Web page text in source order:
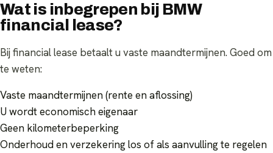
Wat is inbegrepen bij BMW
financial lease?
Bij financial lease betaalt u vaste maandtermijnen. Goed om
te weten:
Vaste maandtermijnen (rente en aflossing)
U wordt economisch eigenaar
Geen kilometerbeperking
Onderhoud en verzekering los of als aanvulling te regelen